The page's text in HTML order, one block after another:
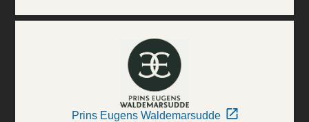
Prins Eugens Waldemarsudde